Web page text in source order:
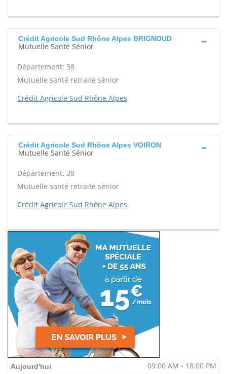
Crédit Agricole Sud Rhône Alpes BRIGNOUD
Mutuelle Santé Sénior
Département: 38
Mutuelle santé retraite sénior
Crédit Agricole Sud Rhône Alpes
Crédit Agricole Sud Rhône Alpes VOIRON
Mutuelle Santé Sénior
Département: 38
Mutuelle santé retraite sénior
Crédit Agricole Sud Rhône Alpes
Aujourd'hui 09:00 AM - 18:00 PM